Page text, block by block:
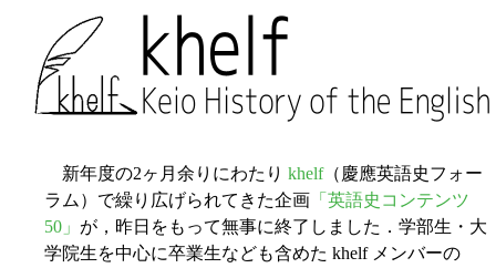
新年度の2ヶ月余りにわたり khelf（慶應英語史フォー
ラム）で繰り広げられてきた企画 「英語史コンテンツ
50」 が，昨日をもって無事に終了しました．学部生・大
学院生を中心に卒業生なども含めた khelf メンバーの